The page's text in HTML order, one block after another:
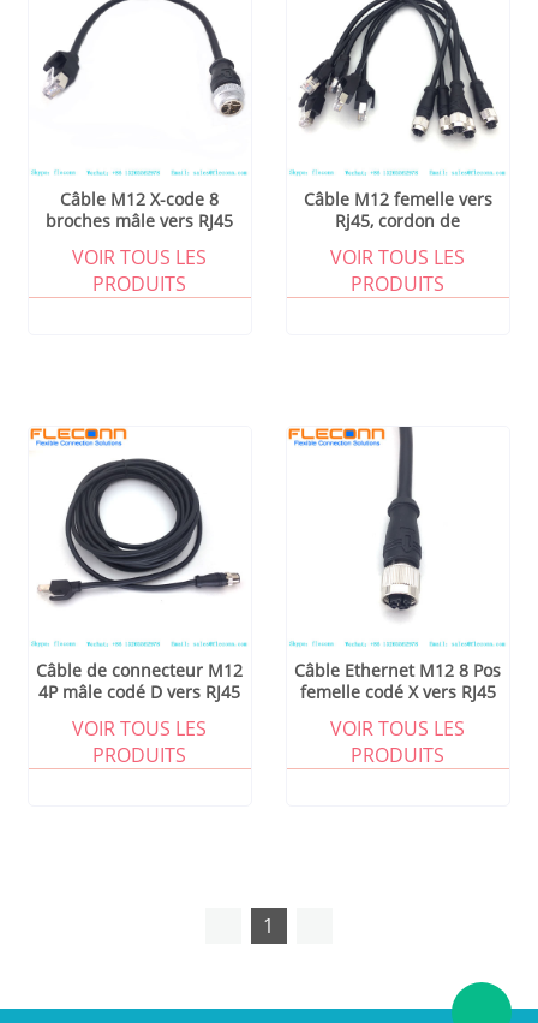
Câble M12 X-code 8
broches mâle vers RJ45
VOIR TOUS LES
PRODUITS
Câble M12 femelle vers
Rj45, cordon de
personnalisable
Connecteurs RJ45 Câble
VOIR TOUS LES
PRODUITS
Câble de connecteur M12
4P mâle codé D vers RJ45
VOIR TOUS LES
PRODUITS
Câble Ethernet M12 8 Pos
femelle codé X vers RJ45
VOIR TOUS LES
PRODUITS
1